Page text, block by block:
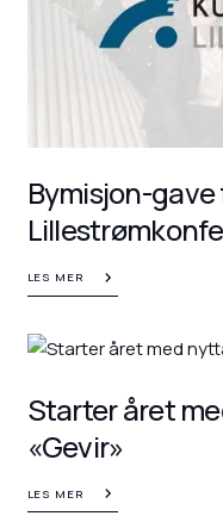
Bymisjon-gave
LES MER
Starter året
«Gevir»
LES MER